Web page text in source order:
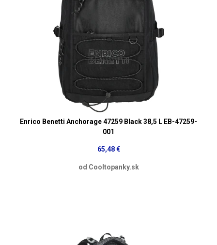
Enrico Benetti Anchorage 47259 Black 38,5 L EB-47259-
001
65,48 €
od Cooltopanky.sk